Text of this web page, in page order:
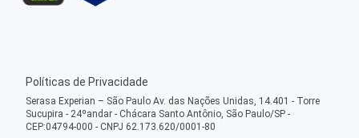
Políticas de Privacidade
Serasa Experian – São Paulo Av. das Nações Unidas, 14.401 - Torre
Sucupira - 24ºandar - Chácara Santo Antônio, São Paulo/SP -
CEP:04794-000 - CNPJ 62.173.620/0001-80